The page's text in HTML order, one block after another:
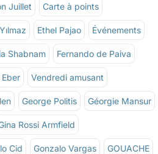
Juillet Carte à points
Ethel Pajao Événements
Shabnam Fernando de Paiva
Vendredi amusant
George Politis Géorgie Mansur
Rossi Armfield
Cid Gonzalo Vargas GOUACHE